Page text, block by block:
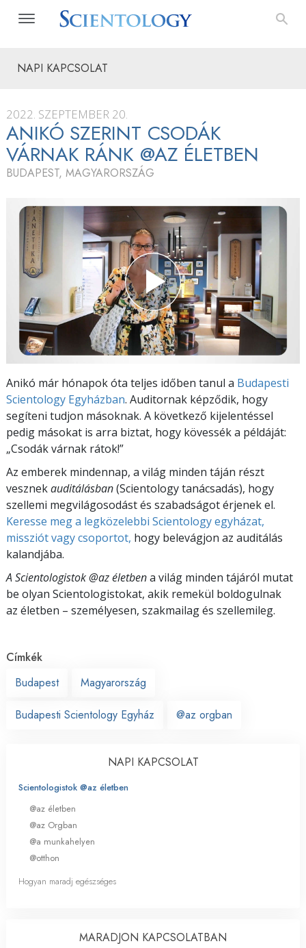
NAPI KAPCSOLAT
2022. SZEPTEMBER 20.
ANIKÓ SZERINT CSODÁK
VÁRNAK RÁNK @AZ ÉLETBEN
BUDAPEST, MAGYARORSZÁG
Anikó már hónapok óta teljes időben tanul a Budapesti
Scientology Egyházban. Auditornak képződik, hogy
segíteni tudjon másoknak. A következő kijelentéssel
pedig másokat is arra biztat, hogy kövessék a példáját:
„Csodák várnak rátok!”
Az emberek mindennap, a világ minden táján részt
vesznekauditálásban(Scientology tanácsadás), hogy
szellemi megvilágosodást és szabadságot érjenek el.
Keresse meg a legközelebbi Scientology egyházat,
missziót vagy csoportot, hogy belevágjon az auditálás
kalandjába.
A Scientologistok @az életbena világ minden tájáról mutat
be olyan Scientologistokat, akik remekül boldogulnak
az életben – személyesen, szakmailag és szellemileg.
Címkék
Budapest
Magyarország
Budapesti Scientology Egyház @az orgban
NAPI KAPCSOLAT
Scientologistok @az életben
@az életben
@az Orgban
@a munkahelyen
@otthon
Hogyan maradj egészséges
MARADJON KAPCSOLATBAN